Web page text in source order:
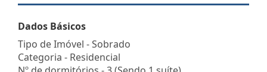
Dados Básicos
Tipo de Imóvel - Sobrado
Categoria - Residencial